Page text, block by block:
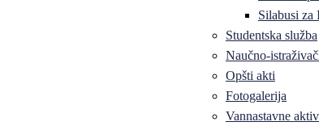
Silabusi za
Studentska služba
Naučno-
Opšti akti
Fotogalerija
Vannastavne